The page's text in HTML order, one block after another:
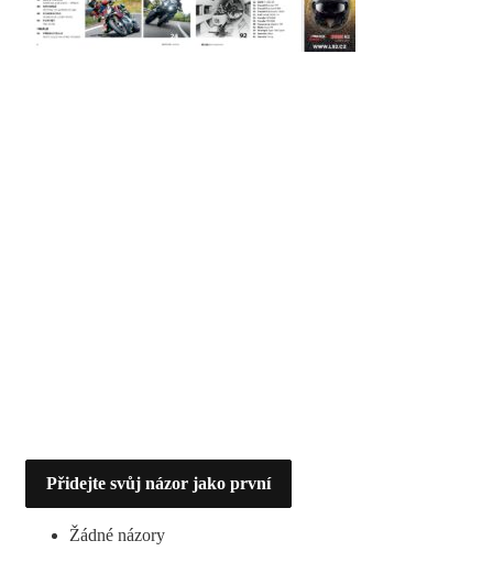
Přidejte svůj názor jako první
Žádné názory